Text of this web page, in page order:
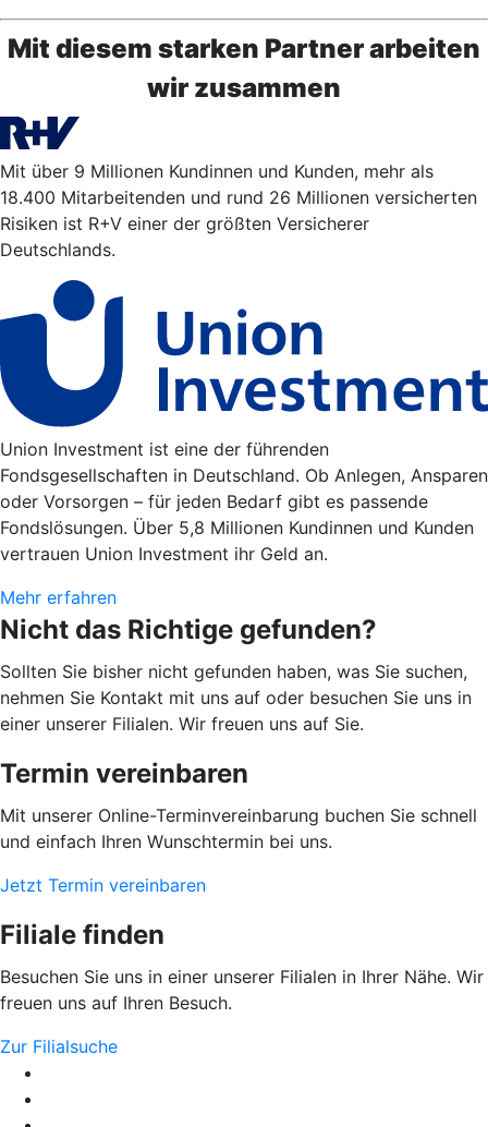
Mit diesem starken Partner arbeiten
wir zusammen
Mit über 9 Millionen Kundinnen und Kunden, mehr als
18.400 Mitarbeitenden und rund 26 Millionen versicherten
Risiken ist R+V einer der größten Versicherer
Deutschlands.
Union Investment ist eine der führenden
Fondsgesellschaften in Deutschland. Ob Anlegen, Ansparen
oder Vorsorgen – für jeden Bedarf gibt es passende
Fondslösungen. Über 5,8 Millionen Kundinnen und Kunden
vertrauen Union Investment ihr Geld an.
Mehr erfahren
Nicht das Richtige gefunden?
Sollten Sie bisher nicht gefunden haben, was Sie suchen,
nehmen Sie Kontakt mit uns auf oder besuchen Sie uns in
einer unserer Filialen. Wir freuen uns auf Sie.
Termin vereinbaren
Mit unserer Online-Terminvereinbarung buchen Sie schnell
und einfach Ihren Wunschtermin bei uns.
Jetzt Termin vereinbaren
Filiale finden
Besuchen Sie uns in einer unserer Filialen in Ihrer Nähe. Wir
freuen uns auf Ihren Besuch.
Zur Filialsuche